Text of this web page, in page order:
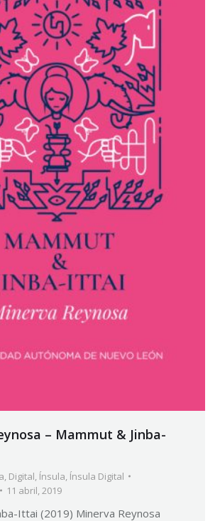
– Mammut & Jinba-
, Digital, Ínsula, Ínsula Digital
11 abril, 2019
Ittai (2019) Minerva Reynosa